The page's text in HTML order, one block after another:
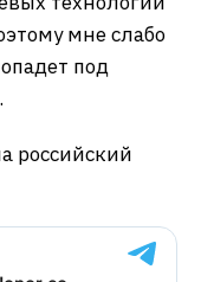
мне слабо
под
российский